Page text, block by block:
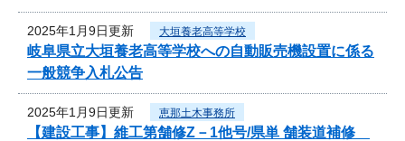
2025年1月9日更新 大垣養老高等学校
岐阜県立大垣養老高等学校への自動販売機設置に係る
一般競争入札公告
2025年1月9日更新 恵那土木事務所
【建設工事】維工第舗修Z－1他号/県単 舗装道補修